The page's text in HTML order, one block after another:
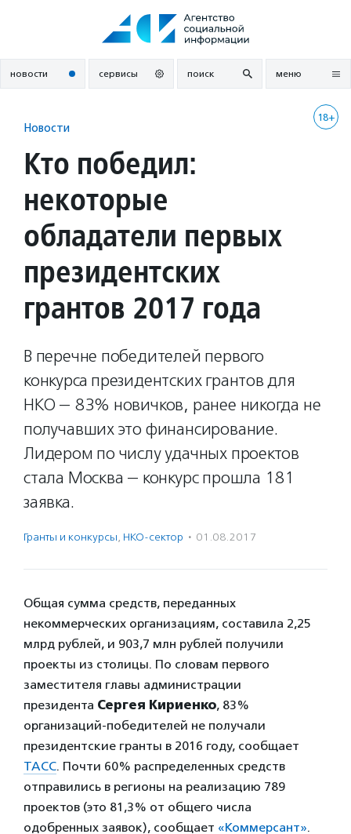
новости сервисы поиск меню
18+
Новости
Кто победил:
некоторые
обладатели первых
президентских
грантов 2017 года
В перечне победителей первого
конкурса президентских грантов для
НКО — 83% новичков, ранее никогда не
получавших это финансирование.
Лидером по числу удачных проектов
стала Москва — конкурс прошла 181
заявка.
Гранты и конкурсы, НКО-сектор · 01.08.2017
Общая сумма средств, переданных
некоммерческих организациям, составила 2,25
млрд рублей, и 903,7 млн рублей получили
проекты из столицы. По словам первого
заместителя главы администрации
президента Сергея Кириенко, 83%
организаций-победителей не получали
президентские гранты в 2016 году, сообщает
ТАСС. Почти 60% распределенных средств
отправились в регионы на реализацию 789
проектов (это 81,3% от общего числа
одобренных заявок), сообщает «Коммерсант».